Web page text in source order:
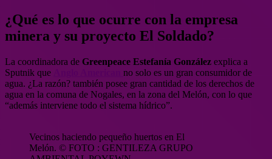
¿Qué es lo que ocurre con la empresa
minera y su proyecto El Soldado?
La coordinadora de Greenpeace Estefanía González explica a
Sputnik que
no solo es un gran consumidor de
agua. ¿La razón? también posee gran cantidad de los derechos de
agua en la comuna de Nogales, en la zona del Melón, con lo que
“además interviene todo el sistema hídrico”.
Vecinos haciendo pequeño huertos en El
Melón. © FOTO : GENTILEZA GRUPO